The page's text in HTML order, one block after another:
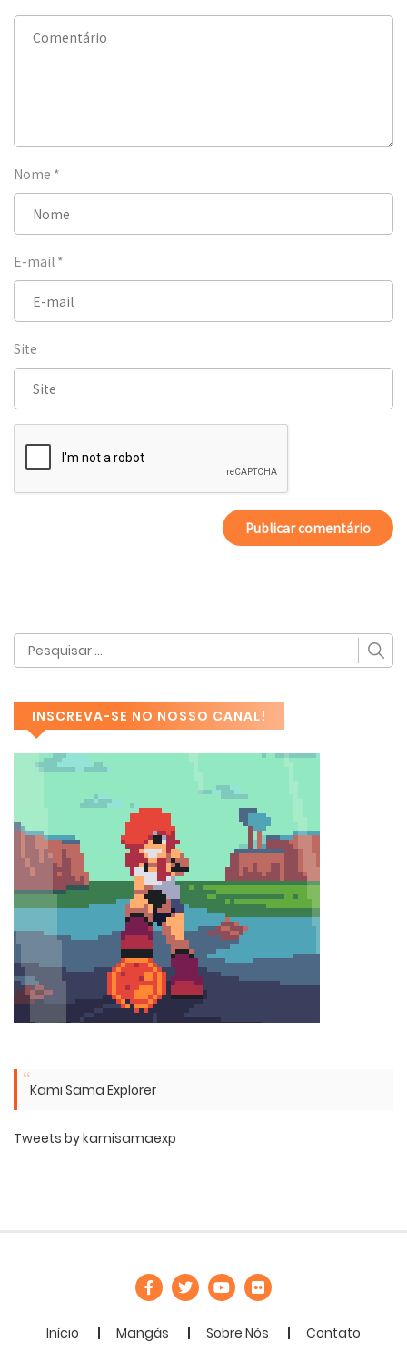
Nome *
E-mail *
Site
INSCREVA-SE NO NOSSO CANAL!
Kami Sama Explorer
Tweets by kamisamaexp
Início Mangás Sobre Nós Contato